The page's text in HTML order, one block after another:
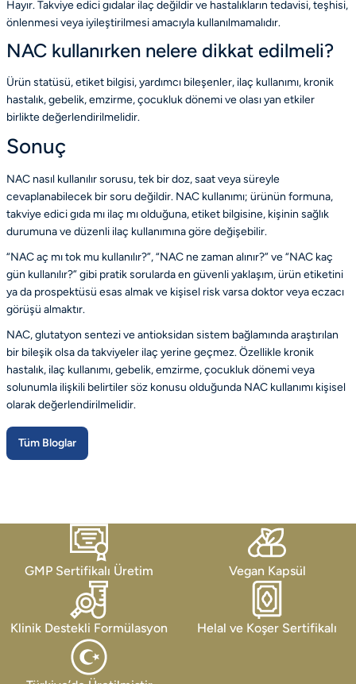
Hayır. Takviye edici gıdalar ilaç değildir ve hastalıkların tedavisi, teşhisi,
önlenmesi veya iyileştirilmesi amacıyla kullanılmamalıdır.
NAC kullanırken nelere dikkat edilmeli?
Ürün statüsü, etiket bilgisi, yardımcı bileşenler, ilaç kullanımı, kronik
hastalık, gebelik, emzirme, çocukluk dönemi ve olası yan etkiler
birlikte değerlendirilmelidir.
Sonuç
NAC nasıl kullanılır sorusu, tek bir doz, saat veya süreyle
cevaplanabilecek bir soru değildir. NAC kullanımı; ürünün formuna,
takviye edici gıda mı ilaç mı olduğuna, etiket bilgisine, kişinin sağlık
durumuna ve düzenli ilaç kullanımına göre değişebilir.
“NAC aç mı tok mu kullanılır?”, “NAC ne zaman alınır?” ve “NAC kaç
gün kullanılır?” gibi pratik sorularda en güvenli yaklaşım, ürün etiketini
ya da prospektüsü esas almak ve kişisel risk varsa doktor veya eczacı
görüşü almaktır.
NAC, glutatyon sentezi ve antioksidan sistem bağlamında araştırılan
bir bileşik olsa da takviyeler ilaç yerine geçmez. Özellikle kronik
hastalık, ilaç kullanımı, gebelik, emzirme, çocukluk dönemi veya
solunumla ilişkili belirtiler söz konusu olduğunda NAC kullanımı kişisel
olarak değerlendirilmelidir.
Tüm Bloglar
GMP Sertifikalı Üretim Vegan Kapsül
Klinik Destekli Formülasyon Helal ve Koşer Sertifikalı